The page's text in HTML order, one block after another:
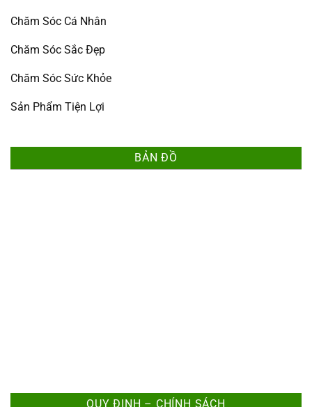
Chăm Sóc Cá Nhân
Chăm Sóc Sắc Đẹp
Chăm Sóc Sức Khỏe
Sản Phẩm Tiện Lợi
BẢN ĐỒ
QUY ĐỊNH – CHÍNH SÁCH